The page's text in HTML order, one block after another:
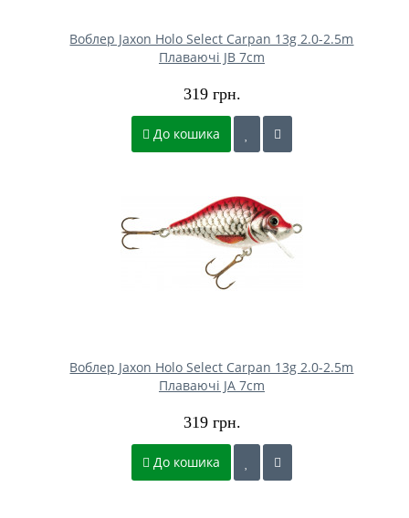
Воблер Jaxon Holo Select Carpan 13g 2.0-2.5m
Плаваючі JB 7cm
319 грн.
До кошика
Воблер Jaxon Holo Select Carpan 13g 2.0-2.5m
Плаваючі JA 7cm
319 грн.
До кошика